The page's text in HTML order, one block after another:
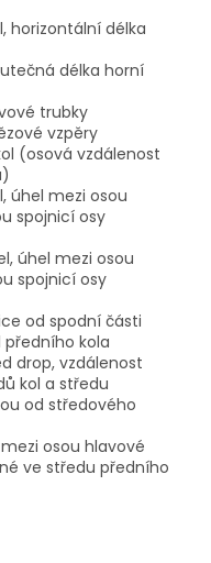
horizontální délka
délka horní
trubky
vzpěry
(osová vzdálenost
úhel mezi osou
spojnicí osy
úhel mezi osou
spojnicí osy
od spodní části
kola
drop, vzdálenost
kol a středu
od středového
osou hlavové
ve středu předního